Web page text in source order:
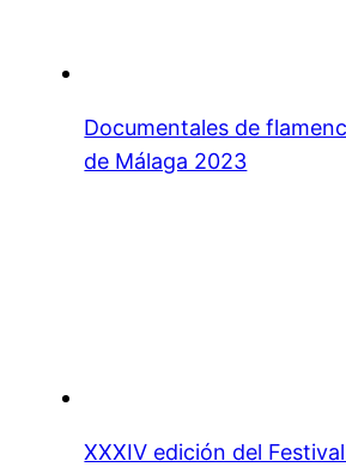
Documentales de
de Málaga 2023
XXXIV edición del